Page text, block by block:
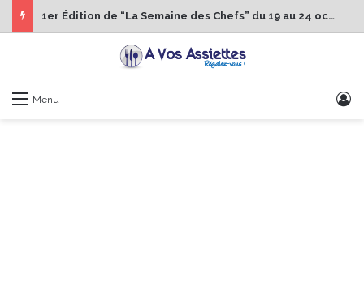
1er Édition de “La Semaine des Chefs” du 19 au 24 octobre 2026
Menu